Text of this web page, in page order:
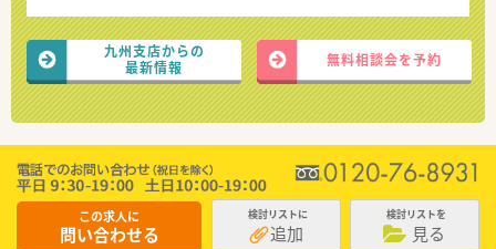
九州支店からの
最新情報
無料相談会を予約
この求人に
問い合わせる
検討リストに
追加
検討リストを
見る